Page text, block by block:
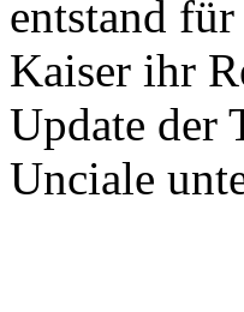
entstand
Kaiser ihr
Update der
Unciale